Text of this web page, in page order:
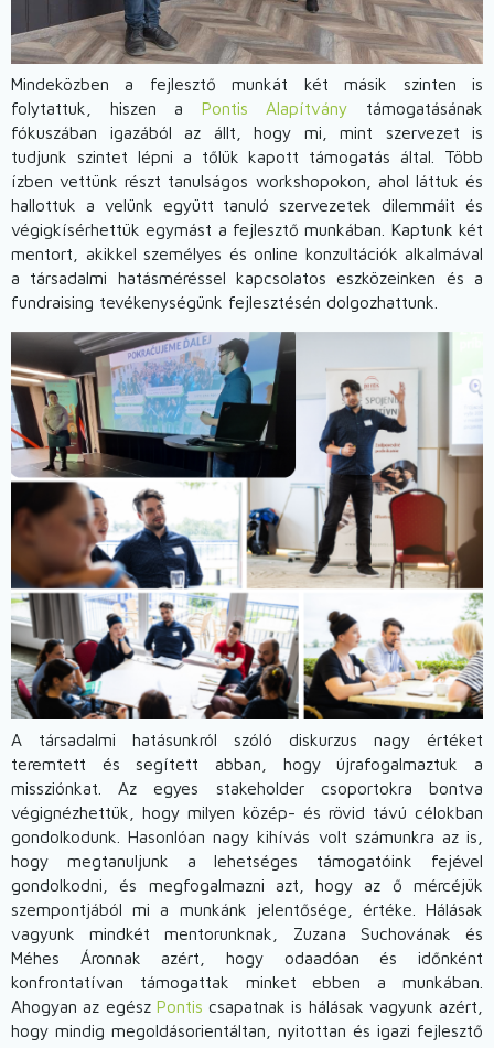
Mindeközben a fejlesztő munkát két másik szinten is
folytattuk, hiszen a Pontis Alapítvány támogatásának
fókuszában igazából az állt, hogy mi, mint szervezet is
tudjunk szintet lépni a tőlük kapott támogatás által. Több
ízben vettünk részt tanulságos workshopokon, ahol láttuk és
hallottuk a velünk együtt tanuló szervezetek dilemmáit és
végigkísérhettük egymást a fejlesztő munkában. Kaptunk két
mentort, akikkel személyes és online konzultációk alkalmával
a társadalmi hatásméréssel kapcsolatos eszközeinken és a
fundraising tevékenységünk fejlesztésén dolgozhattunk.
Image
A társadalmi hatásunkról szóló diskurzus nagy értéket
teremtett és segített abban, hogy újrafogalmaztuk a
missziónkat. Az egyes stakeholder csoportokra bontva
végignézhettük, hogy milyen közép- és rövid távú célokban
gondolkodunk. Hasonlóan nagy kihívás volt számunkra az is,
hogy megtanuljunk a lehetséges támogatóink fejével
gondolkodni, és megfogalmazni azt, hogy az ő mércéjük
szempontjából mi a munkánk jelentősége, értéke. Hálásak
vagyunk mindkét mentorunknak, Zuzana Suchovának és
Méhes Áronnak azért, hogy odaadóan és időnként
konfrontatívan támogattak minket ebben a munkában.
Ahogyan az egész Pontis csapatnak is hálásak vagyunk azért,
hogy mindig megoldásorientáltan, nyitottan és igazi fejlesztő